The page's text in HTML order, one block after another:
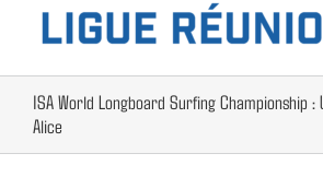
ISA World Longboard Surfing Championship
Alice